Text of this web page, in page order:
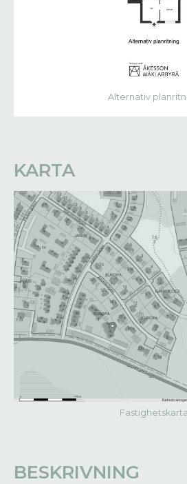
Alternativ
KARTA
Fastighetskarta
BESKRIVNING